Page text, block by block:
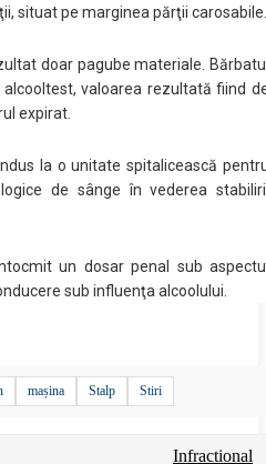
situat pe marginea părţii carosabile.
doar pagube materiale.
valoarea rezultată fiind
expirat.
la o unitate spitalicească
de sânge în vederea
un dosar penal sub
sub influenţa alcoolului.
mașina Stalp Stiri
Infractional